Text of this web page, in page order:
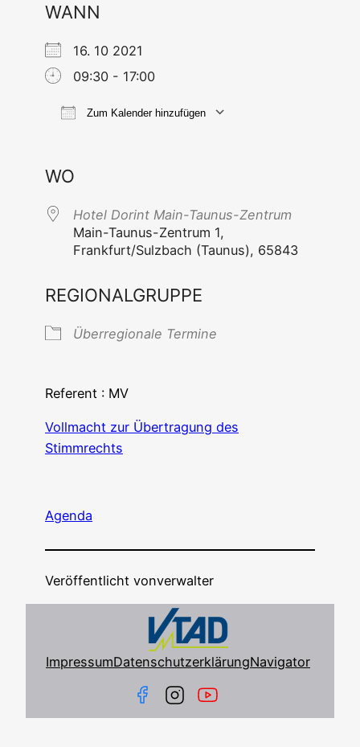
WANN
16. 10 2021
09:30 - 17:00
Zum Kalender hinzufügen
WO
Hotel Dorint Main-Taunus-Zentrum
Main-Tau­nus-Zen­trum 1,
Frankfurt/Sulzbach (Tau­nus), 65843
REGIONALGRUPPE
Über­re­gio­na­le Termine
Refe­rent : MV
Voll­macht zur Über­tra­gung des
Stimmrechts
Agen­da
Veröffentlicht vonverwalter
ImpressumDatenschutzerklärungNavigator